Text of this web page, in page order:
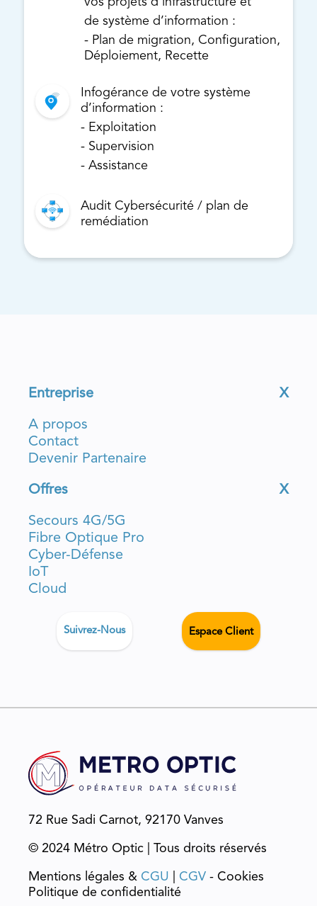
de système d’information :
- Plan de migration, Configuration,
Déploiement, Recette
Infogérance de votre système
d’information :
- Exploitation
- Supervision
- Assistance
Audit Cybersécurité / plan de
remédiation
Entreprise X
A propos
Contact
Devenir Partenaire
Offres X
Secours 4G/5G
Fibre Optique Pro
Cyber-Défense
IoT
Cloud
Suivrez-Nous Espace Client
72 Rue Sadi Carnot, 92170 Vanves
© 2024 Métro Optic | Tous droits réservés
Mentions légales & CGU CGV - Cookies
Politique de confidentialité